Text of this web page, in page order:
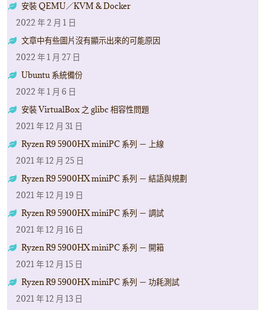
安裝 QEMU／KVM & Docker
2022 年 2 月 1 日
文章中有些圖片沒有顯示出來的可能原因
2022 年 1 月 27 日
Ubuntu 系統備份
2022 年 1 月 6 日
安裝 VirtualBox 之 glibc 相容性問題
2021 年 12 月 31 日
Ryzen R9 5900HX miniPC 系列 － 上線
2021 年 12 月 25 日
Ryzen R9 5900HX miniPC 系列 － 結語與規劃
2021 年 12 月 19 日
Ryzen R9 5900HX miniPC 系列 － 調試
2021 年 12 月 16 日
Ryzen R9 5900HX miniPC 系列 － 開箱
2021 年 12 月 15 日
Ryzen R9 5900HX miniPC 系列 － 功耗測試
2021 年 12 月 13 日